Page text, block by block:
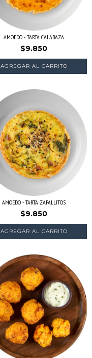
AMOEDO - TARTA CALABAZA
$9.850
AMOEDO - TARTA ZAPALLITOS
$9.850